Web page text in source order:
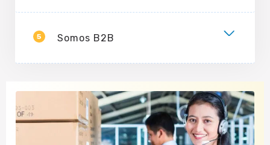
5 Somos B2B